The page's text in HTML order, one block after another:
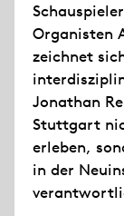
Organisten
zeichnet
Jonathan
Stuttgart
erleben,
in der